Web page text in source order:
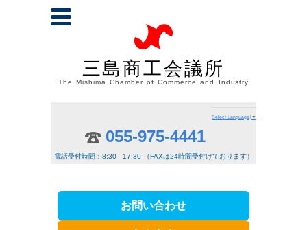
三島商工会議所
The Mishima Chamber of Commerce and Industry
Select Language ▼
055-975-4441
電話受付時間：8:30 - 17:30 （FAXは24時間受付けております）
お問い合わせ